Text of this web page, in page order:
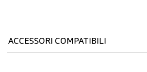
ACCESSORI COMPATIBILI